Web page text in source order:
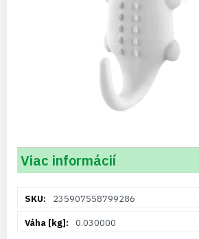
Viac informácií
informácií235907558799286
0.030000